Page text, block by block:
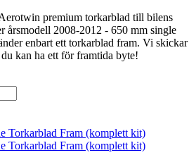
premium torkarblad till bilens
årsmodell 2008-2012 - 650 mm single
enbart ett torkarblad fram. Vi skickar
kan ha ett för framtida byte!